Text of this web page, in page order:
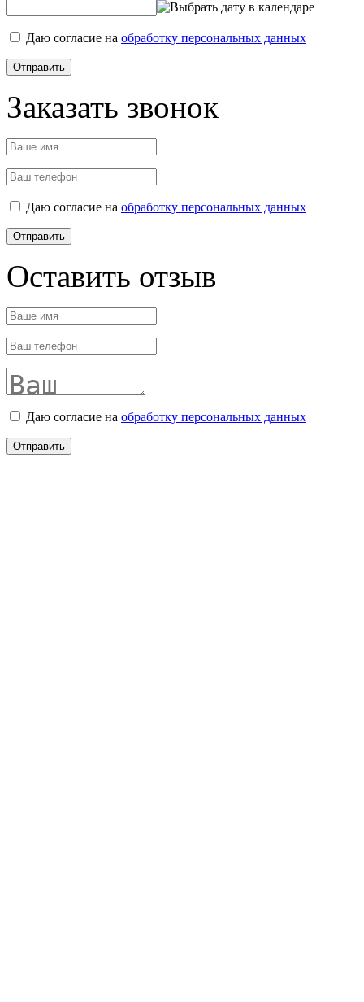
Даю согласие на обработку персональных данных
Заказать звонок
Даю согласие на обработку персональных данных
Оставить отзыв
Даю согласие на обработку персональных данных